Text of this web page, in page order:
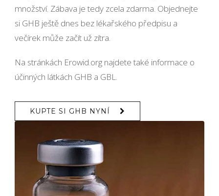
množství. Zábava je tedy zcela zdarma. Objednejte
si GHB ještě dnes bez lékařského předpisu a
večírek může začít už zítra.
Na stránkách Erowid.org najdete také informace o
účinných látkách GHB a GBL.
KUPTE SI GHB NYNÍ